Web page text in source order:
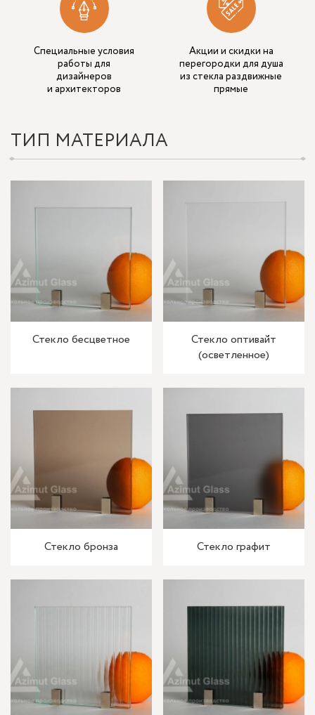
Специальные условия
работы для
дизайнеров
и архитекторов
Акции и скидки на
перегородки для душа
из стекла раздвижные
прямые
ТИП МАТЕРИАЛА
Стекло бесцветное
Стекло оптивайт
(осветленное)
Стекло бронза Стекло графит